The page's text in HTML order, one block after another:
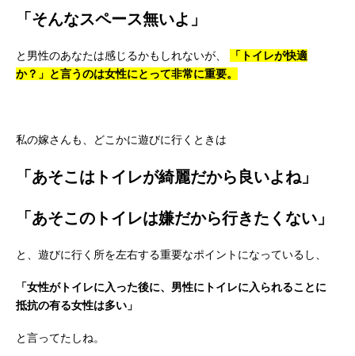
「そんなスペース無いよ」
と男性のあなたは感じるかもしれないが、
「トイレが快適
か？」と言うのは女性にとって非常に重要。
私の嫁さんも、どこかに遊びに行くときは
「あそこはトイレが綺麗だから良いよね」
「あそこのトイレは嫌だから行きたくない」
と、遊びに行く所を左右する重要なポイントになっているし、
「女性がトイレに入った後に、男性にトイレに入られることに
抵抗の有る女性は多い」
と言ってたしね。